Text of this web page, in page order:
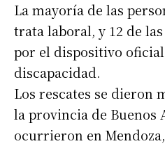
La mayoría de las
trata laboral, y 12 de
por el dispositivo
discapacidad.
Los rescates se dieron
la provincia de Buenos
ocurrieron en Mendoza,